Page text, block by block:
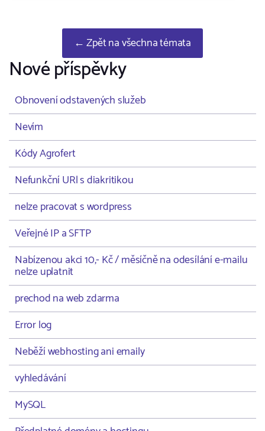
← Zpět na všechna témata
Nové příspěvky
Obnovení odstavených služeb
Nevím
Kódy Agrofert
Nefunkční URl s diakritikou
nelze pracovat s wordpress
Veřejné IP a SFTP
Nabízenou akci 10,- Kč / měsíčně na odesílání e-mailu
nelze uplatnit
prechod na web zdarma
Error log
Neběží webhosting ani emaily
vyhledávání
MySQL